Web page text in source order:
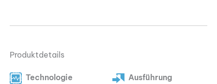
Produktdetails
Technologie
Ausführung